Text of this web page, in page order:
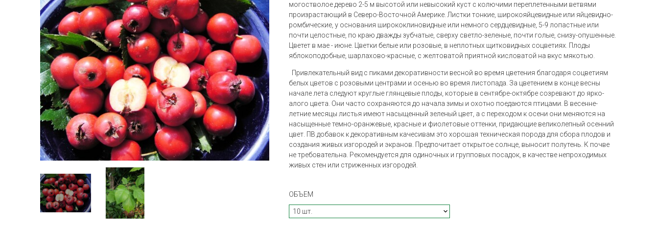
могостволое дерево 2-5 м высотой или невысокий куст с колючими переплетенными ветвями
произрастающий в Северо-Восточной Америке . Листки тонкие, широкояйцевидные или яйцевидно-
ромбические, у основания ширококлиновидные или немного сердцевидные, 5-9 лопастные или
почти целостные, по краю дважды зубчатые, сверху светло-зеленые, почти голые, снизу-опушенные.
Цветет в мае - июне. Цветки белые или розовые, в неплотных щитковидных соцветиях. Плоды
яблокоподобные, шарлахово-красные, с желтоватой приятной кисловатой на вкус мякотью.
Привлекательный вид с пиками декоративности весной во время цветения благодаря соцветиям
белых цветов с розовыми центрами и осенью во время листопада. За цветением в конце весны
начале лета следуют круглые глянцевые плоды, которые в сентябре-октябре созревают до ярко-
алого цвета. Они часто сохраняются до начала зимы и охотно поедаются птицами. В весенне-
летние месяцы листья имеют насыщенный зеленый цвет, а с переходом к осени они меняются на
насыщенные темно-оранжевые, красные и фиолетовые оттенки, придающие великолепный осенний
цвет. ПВ добавок к декоративным качесивам это хорошая техническая порода для сбора плодов и
создания живых изгородей и экранов. Предпочитает открытое солнце, выносит полутень. К почве
не требовательна. Рекомендуется для одиночных и групповых посадок, в качестве непроходимых
живых стен или стриженных изгородей.
ОБЪЕМ